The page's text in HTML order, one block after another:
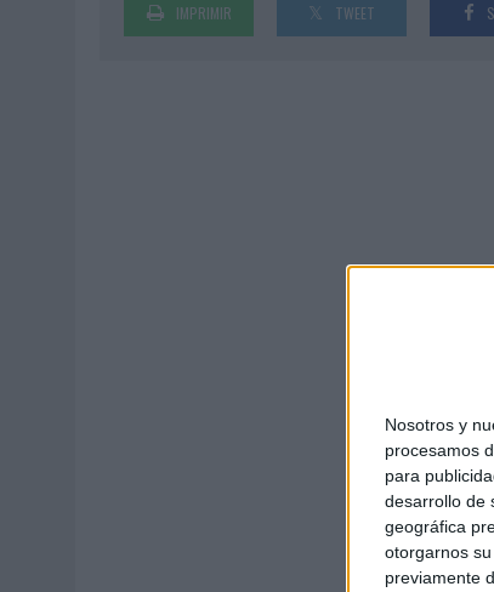
Nosotros y
procesamos
para
desarrollo de
geográfica
otorgarnos
previamente
31/07/2026 | CUANDO EL BUFÓN DEJA DE REÍRSE DEL REY
IMPRIMIR TWEET